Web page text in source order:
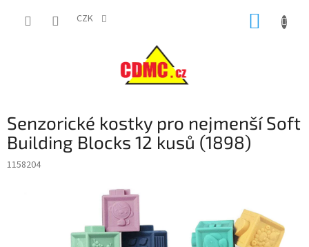
CZK
Senzorické kostky pro nejmenší Soft
Building Blocks 12 kusů (1898)
1158204